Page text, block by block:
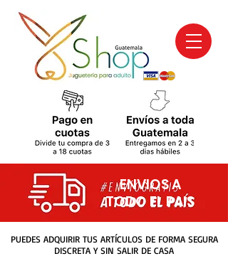
PUEDES ADQUIRIR TUS ARTÍCULOS DE FORMA SEGURA
DISCRETA Y SIN SALIR DE CASA
ENVIOS A
TODO EL PAIS